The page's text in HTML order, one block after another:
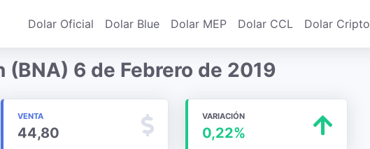
Dolar Oficial Dolar Blue Dolar MEP Dolar CCL Dolar Cripto
(BNA) 6 de Febrero de 2019
VENTA
44,80
VARIACIÓN
0,22%